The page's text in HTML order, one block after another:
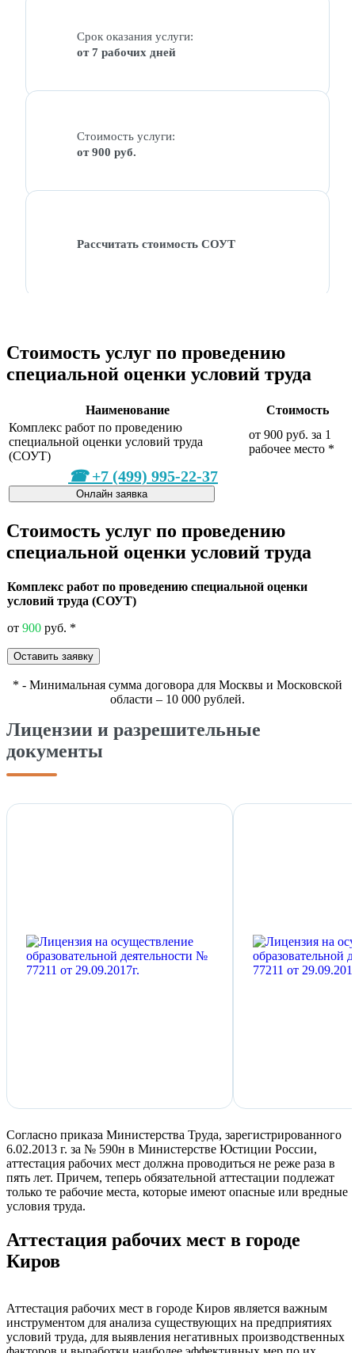
Срок оказания услуги:
от 7 рабочих дней
Стоимость услуги:
от 900 руб.
Рассчитать стоимость СОУТ
Стоимость услуг по проведению
специальной оценки условий труда
Наименование
Стоимость
Комплекс работ по проведению
специальной оценки условий труда
(СОУТ)
от 900 руб. за 1
рабочее место *
+7 (499) 995-22-37
Онлайн заявка
Стоимость услуг по проведению
специальной оценки условий труда
Комплекс работ по проведению специальной оценки
условий труда (СОУТ)
от 900 руб. *
Оставить заявку
* - Минимальная сумма договора для Москвы и Московской
области – 10 000 рублей.
Лицензии и разрешительные
документы
Согласно приказа Министерства Труда, зарегистрированного
6.02.2013 г. за № 590н в Министерстве Юстиции России,
аттестация рабочих мест должна проводиться не реже раза в
пять лет. Причем, теперь обязательной аттестации подлежат
только те рабочие места, которые имеют опасные или вредные
условия труда.
Аттестация рабочих мест в городе
Киров
Аттестация рабочих мест в городе Киров является важным
инструментом для анализа существующих на предприятиях
условий труда, для выявления негативных производственных